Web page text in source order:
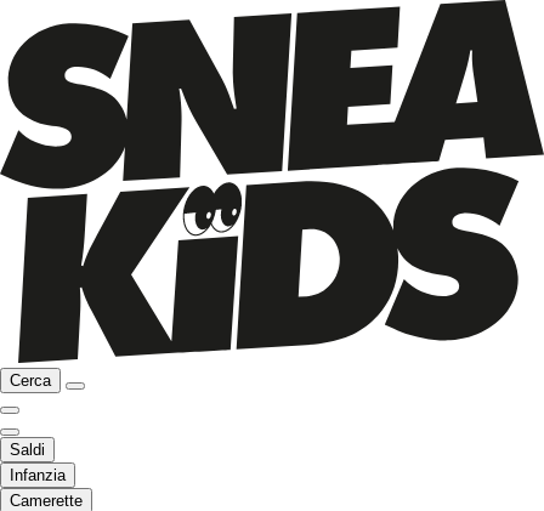
Cerca
Saldi
Infanzia
Camerette